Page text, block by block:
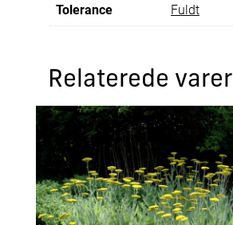
Tolerance Fuldt
Relaterede varer